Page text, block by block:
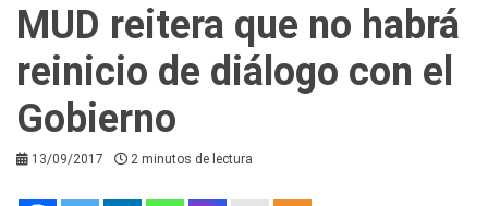
MUD reitera que no habrá
reinicio de diálogo con el
Gobierno
13/09/2017 2 minutos de lectura